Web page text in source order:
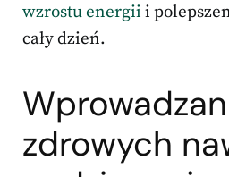
wzrostu energii i
cały dzień.
zdrowych